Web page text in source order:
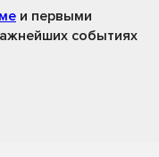
и первыми
событиях